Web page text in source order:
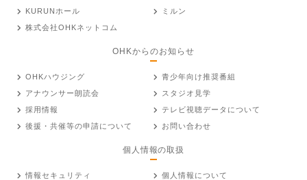
KURUNホール
ミルン
株式会社OHKネットコム
OHKからのお知らせ
OHKハウジング
青少年向け推奨番組
アナウンサー朗読会
スタジオ見学
採用情報
テレビ視聴データについて
後援・共催等の申請について
お問い合わせ
個人情報の取扱
情報セキュリティ 個人情報について